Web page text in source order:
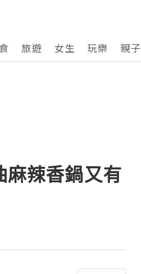
旅遊 女生 玩樂 親子
辣香鍋又有